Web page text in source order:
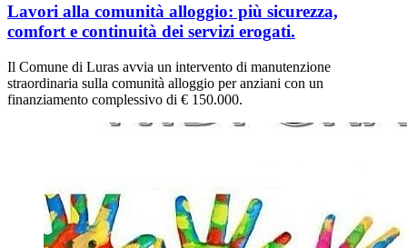
Lavori alla comunità alloggio: più sicurezza,
comfort e continuità dei servizi erogati.
Il Comune di Luras avvia un intervento di manutenzione
straordinaria sulla comunità alloggio per anziani con un
finanziamento complessivo di € 150.000.